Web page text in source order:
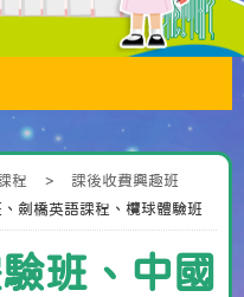
程 >
課後收費興趣班
劍橋英語課程、欖球體驗班
班、中國